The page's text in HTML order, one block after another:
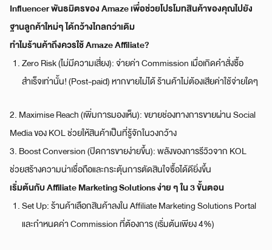
Influencer พันธมิตรของ Amaze เพื่อช่วยโปรโมทสินค้าของคุณไปยัง
ฐานลูกค้าใหม่ๆ ได้กว้างไกลกว่าเดิม
ทำไมร้านค้าถึงควรใช้ Amaze Affiliate?
Zero Risk (ไม่มีความเสี่ยง): จ่ายค่า Commission เมื่อเกิดคำสั่งซื้อ
สำเร็จเท่านั้น! (Post-paid) หากขายไม่ได้ ร้านค้าไม่ต้องเสียค่าใช้จ่ายใดๆ
2. Maximise Reach (เพิ่มการมองเห็น): ขยายช่องทางการขายผ่าน Social
Media ของ KOL ช่วยให้สินค้าเป็นที่รู้จักในวงกว้าง
3. Boost Conversion (ปิดการขายง่ายขึ้น): พลังของการรีวิวจาก KOL
ช่วยสร้างความน่าเชื่อถือและกระตุ้นการตัดสินใจซื้อได้ดียิ่งขึ้น
เริ่มต้นกับ Affiliate Marketing Solutions ง่าย ๆ ใน 3 ขั้นตอน
Set Up: ร้านค้าเลือกสินค้าลงใน Affiliate Marketing Solutions Portal
และกำหนดค่า Commission ที่ต้องการ (เริ่มต้นเพียง 4%)